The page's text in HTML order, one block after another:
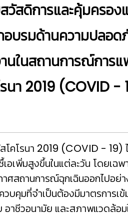
วัสดิการและคุ้มครอง
อบรมด้านความปลอด
นในสถานการณ์การแ
รนา 2019 (COVID -
คโรนา 2019 (COVID - 19)
เพิ่มสูงขึ้นในแต่ละวัน โดยเฉพ
าศสถานการณ์ฉุกเฉินออกไปอย่
บคุมที่จำเป็นต้องมีมาตรการเ
าชีวอนามัย และสภาพแวดล้อ